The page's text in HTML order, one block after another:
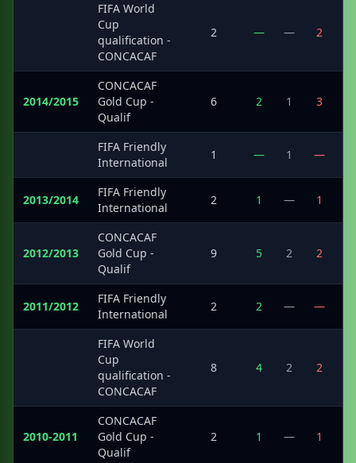
FIFA World
Cup
qualification -
CONCACAF
2 — — 2
2014/2015
CONCACAF
Gold Cup -
Qualif
6 2 1 3
FIFA Friendly
International
1 — 1 —
2013/2014
FIFA Friendly
International
2 1 — 1
2012/2013
CONCACAF
Gold Cup -
Qualif
9 5 2 2
2011/2012
FIFA Friendly
International
2 2 — —
FIFA World
Cup
qualification -
CONCACAF
8 4 2 2
2010-2011
CONCACAF
Gold Cup -
Qualif
2 1 — 1